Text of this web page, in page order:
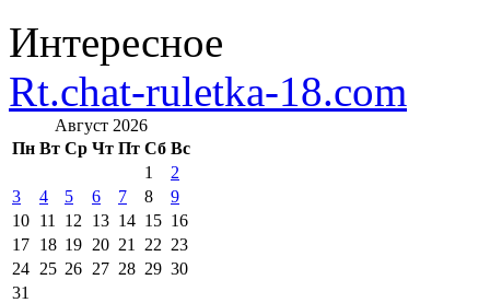
Интересное
Rt.chat-ruletka-18.com
Август 2026
Пн Вт Ср Чт Пт Сб Вс
1
2
3
4 5 6 7 8
9
10 11 12 13 14 15 16
17 18 19 20 21 22 23
24 25 26 27 28 29 30
31